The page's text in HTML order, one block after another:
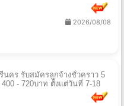
2026/08/08
นคร รับสมัครลูกจ้างชั่วคราว 5
- 720บาท ตั้งแต่วันที่ 7-18